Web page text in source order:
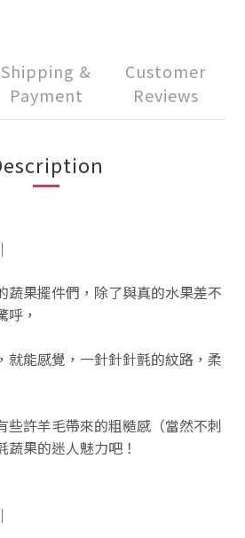
Shipping &
Payment
Customer
Reviews
蔬果擺件們，除了與真的水果差不
，
就能感覺，一針針針氈的紋路，柔
些許羊毛帶來的粗糙感（當然不刺
果的迷人魅力吧！